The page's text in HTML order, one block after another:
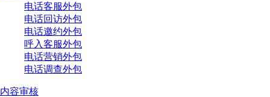
电话客服外包
电话回访外包
电话邀约外包
呼入客服外包
电话营销外包
电话调查外包
内容审核